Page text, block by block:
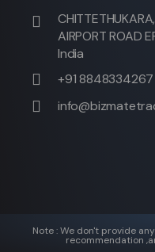
AIRPORT ROAD
India
+91 8848334267
Note : We don't provide
recommendation